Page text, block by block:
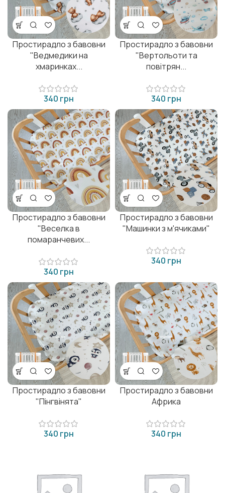
Простирадло з бавовни
"Ведмедики на
хмаринках...
грн
Простирадло з бавовни
"Вертольоти та
повітрян...
грн
Простирадло з бавовни
"Веселка в
помаранчевих...
грн
Простирадло з бавовни
"Машинки з м'ячиками"
грн
Простирадло з бавовни
"Пінгвінята"
грн
Простирадло з бавовни
Африка
грн